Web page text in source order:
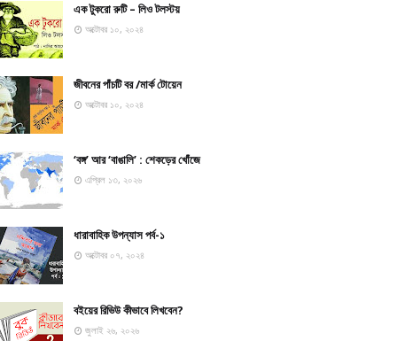
এক টুকরো রুটি – লিও টলস্টয়
অক্টোবর ১০, ২০২৪
জীবনের পাঁচটি বর /মার্ক টোয়েন
অক্টোবর ১০, ২০২৪
‘বঙ্গ’ আর ‘বাঙালি’ : শেকড়ের খোঁজে
এপ্রিল ১৩, ২০২৬
ধারাবাহিক উপন্যাস পর্ব-১
অক্টোবর ০৭, ২০২৪
বইয়ের রিভিউ কীভাবে লিখবেন?
জুলাই ২৬, ২০২৬